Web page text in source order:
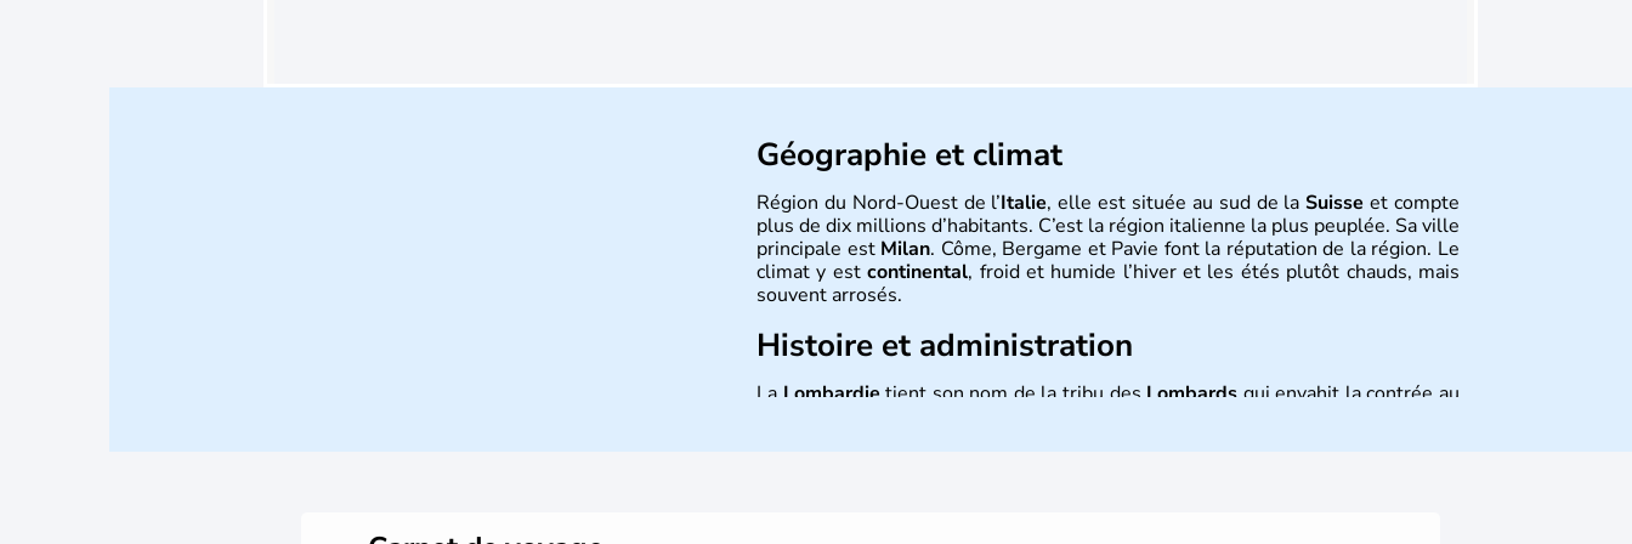
Géographie et climat
Région du Nord-Ouest de l’Italie, elle est située au sud de laSuisse et compte
plus de dix millions d’habitants. C’est la région italienne la plus peuplée. Sa ville
principale est Milan. Côme, Bergame et Pavie font la réputation de la région. Le
climat y estcontinental, froid et humide l’hiver et les étés plutôt chauds, mais
souvent arrosés.
Histoire et administration
La Lombardie tient son nom de la tribu des Lombards qui envahit la contrée au